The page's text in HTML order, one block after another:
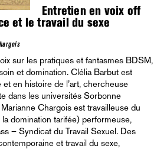
Entretien en voix off
et le travail du sexe
et domination. Clélia Barbut est
en histoire de l’art, chercheuse
dans les universités Sorbonne
Chargois est travailleuse du
domination tarifée) performeuse,
– Syndicat du Travail Sexuel. Des
et travail du sexe,